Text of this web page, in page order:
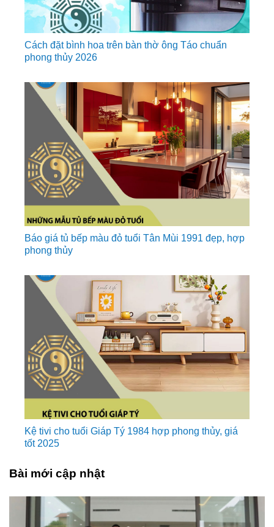
Cách đặt bình hoa trên bàn thờ ông Táo chuẩn
phong thủy 2026
Báo giá tủ bếp màu đỏ tuổi Tân Mùi 1991 đẹp, hợp
phong thủy
Kệ tivi cho tuổi Giáp Tý 1984 hợp phong thủy, giá
tốt 2025
Bài mới cập nhật